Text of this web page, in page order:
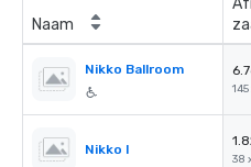
Naam
Nikko Ballroom
Nikko I
38